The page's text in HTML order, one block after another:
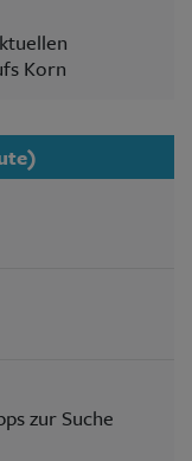
Korn
zur Suche